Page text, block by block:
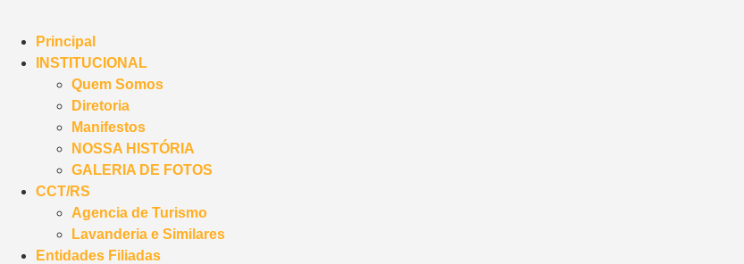
Principal
INSTITUCIONAL
Quem Somos
Diretoria
Manifestos
NOSSA HISTÓRIA
GALERIA DE FOTOS
CCT/RS
Agencia de Turismo
Lavanderia e Similares
Entidades Filiadas